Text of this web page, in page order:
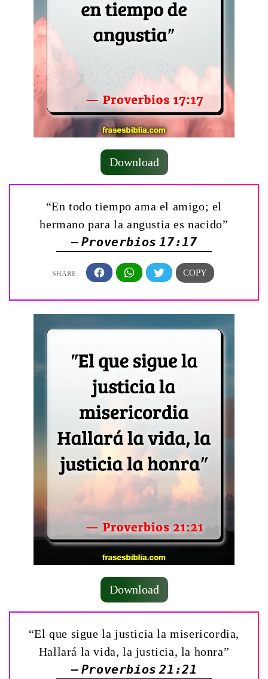
Download
“En todo tiempo ama el amigo; el
hermano para la angustia es nacido”
— Proverbios 17:17
Download
“El que sigue la justicia la misericordia,
Hallará la vida, la justicia, la honra”
— Proverbios 21:21